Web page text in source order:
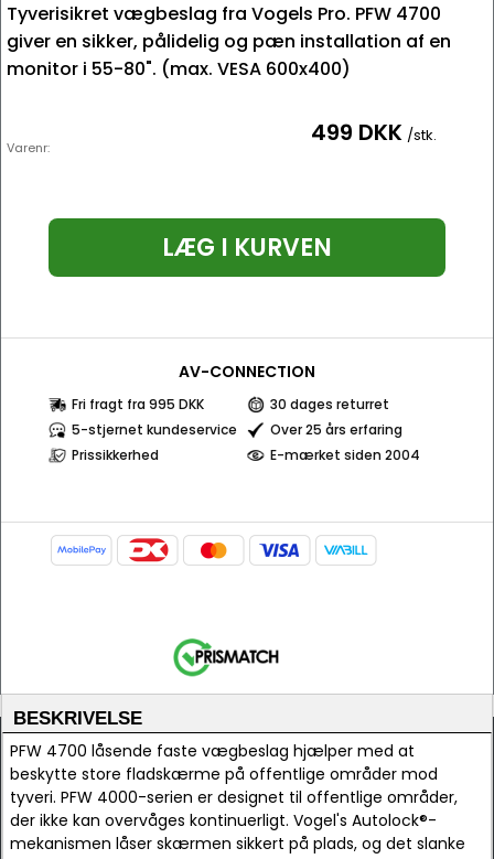
Tyverisikret vægbeslag fra Vogels Pro. PFW 4700
giver en sikker, pålidelig og pæn installation af en
monitor i 55-80". (max. VESA 600x400)
Varenr: 499 DKK /stk.
LÆG I KURVEN
AV-CONNECTION
Fri fragt fra 995 DKK
30 dages returret
5-stjernet kundeservice
Over 25 års erfaring
Prissikkerhed
E-mærket siden 2004
BESKRIVELSE
PFW 4700 låsende faste vægbeslag hjælper med at
beskytte store fladskærme på offentlige områder mod
tyveri. PFW 4000-serien er designet til offentlige områder,
der ikke kan overvåges kontinuerligt. Vogel's Autolock®-
mekanismen låser skærmen sikkert på plads, og det slanke